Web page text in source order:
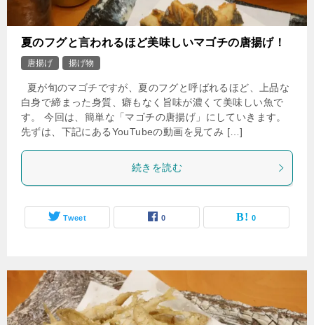
夏のフグと言われるほど美味しいマゴチの唐揚げ！
唐揚げ 揚げ物
夏が旬のマゴチですが、夏のフグと呼ばれるほど、上品な
白身で締まった身質、癖もなく旨味が濃くて美味しい魚で
す。 今回は、簡単な「マゴチの唐揚げ」にしていきます。
先ずは、下記にあるYouTubeの動画を見てみ […]
続きを読む
Tweet 0 0